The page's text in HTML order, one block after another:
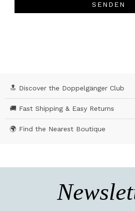
SENDEN
🔝 Discover the Doppelgänger Club
🚚 Fast Shipping & Easy Returns
🌍 Find the Nearest Boutique